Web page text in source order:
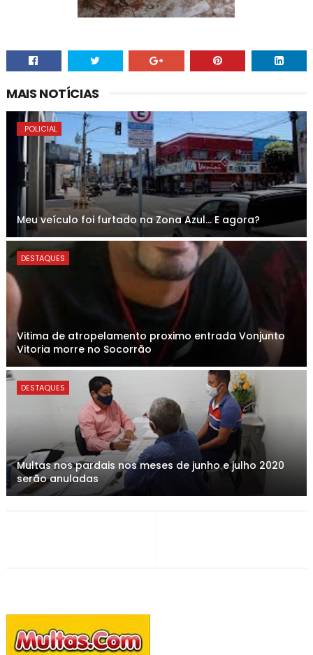
MAIS NOTÍCIAS
. POLICIAL
Meu veículo foi furtado na Zona Azul... E agora?
DESTAQUES
Vitima de atropelamento proximo entrada Vonjunto
Vitoria morre no Socorrão
DESTAQUES
Multas nos pardais nos meses de junho e julho 2020
serão anuladas